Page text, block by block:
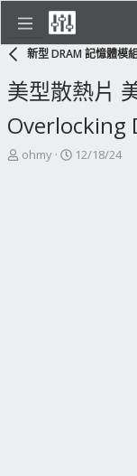
新型 DRAM 記憶體模
美型散熱片
Overlocking
主
ohmy
開
12/18/24